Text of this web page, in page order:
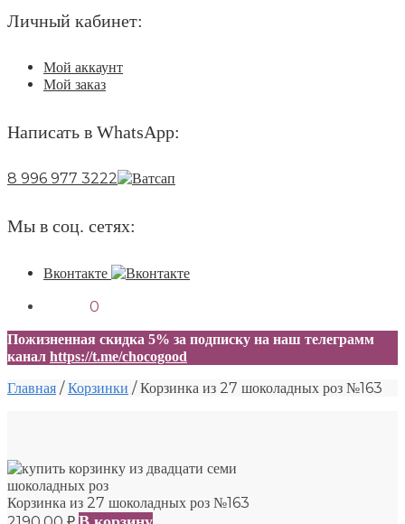
Личный кабинет:
Мой аккаунт
Мой заказ
Написать в WhatsApp:
8 996 977 3222
Мы в соц. сетях:
Вконтакте
0
Пожизненная скидка 5% за подписку на наш телеграмм
канал https://t.me/chocogood
Главная /Корзинки /Корзинка из 27 шоколадных роз №163
Корзинка из 27 шоколадных роз №163